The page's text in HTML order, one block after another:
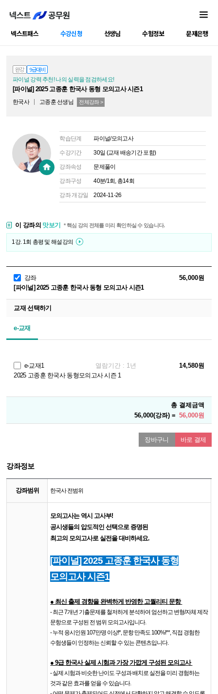
넥스트패스 수강신청 선생님 수험정보 문제은행
완강 9급대비
파이널 강력 추천! 나의 실력을 점검하세요!
[파이널] 2025 고종훈 한국사 동형 모의고사 시즌1
한국사 고종훈선생님 전체강좌 >
학습단계 파이널/모의고사
수강기간 30일 (교재 배송기간 포함)
강좌속성 문제풀이
강좌구성 40분/1회, 총14회
강좌 개강일 2024-11-26
이 강좌의 맛보기 * 핵심 강의 전체를 미리 확인하실 수 있습니다.
1강. 1회 총평 및 해설강의
강좌
[파이널] 2025 고종훈 한국사 동형 모의고사 시즌1
56,000원
교재 선택하기
e-교재
e-교재1
2025 고종훈 한국사 동형모의고사 시즌 1
열람기간 : 1년 14,580원
총 결제금액
56,000(강좌) = 56,000원
장바구니 바로 결제
강좌정보
강좌범위 한국사 전범위
모의고사는 역시 고사부!
공시생들의 압도적인 선택으로 증명된
최고의 모의고사로 실전을 대비하세요.
[파이널] 2025 고종훈 한국사 동형
모의고사 시즌1
● 최신 출제 경향을 완벽하게 반영한 고퀄리티 문항
- 최근 7개년 기출문제를 철저하게 분석하여 엄선하고 변형/자체 제작
문항으로 구성된 전 범위 모의고사입니다.
- 누적 응시인원 107만명 이상!*, 문항 만족도 100%!**, 직접 경험한
수험생들이 인정하는 신뢰할 수 있는 콘텐츠입니다.
● 9급 한국사 실제 시험과 가장 가깝게 구성된 모의고사
- 실제 시험과 비슷한 난이도 구성과 배치로 실전을 미리 경험하는
것과 같은 효과를 얻을 수 있습니다.